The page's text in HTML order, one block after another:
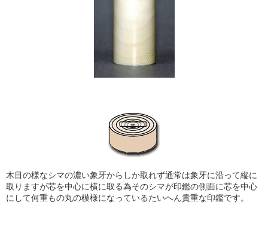
木目の様なシマの濃い象牙からしか取れず通常は象牙に沿って縦に
取りますが芯を中心に横に取る為そのシマが印鑑の側面に芯を中心
にして何重もの丸の模様になっているたいへん貴重な印鑑です。